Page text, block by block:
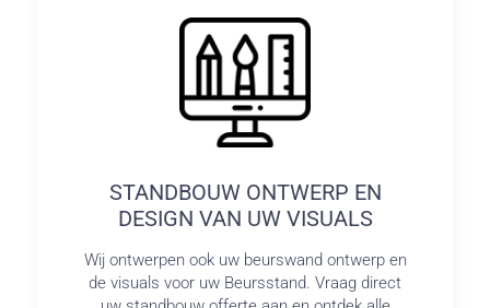
STANDBOUW ONTWERP EN
DESIGN VAN UW VISUALS
Wij ontwerpen ook uw beurswand ontwerp en
de visuals voor uw Beursstand. Vraag direct